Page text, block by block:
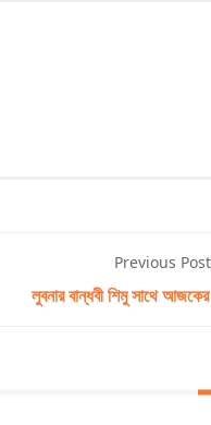
Previous Post
লুবনার বান্ধবী শিমু সাথে আজকের